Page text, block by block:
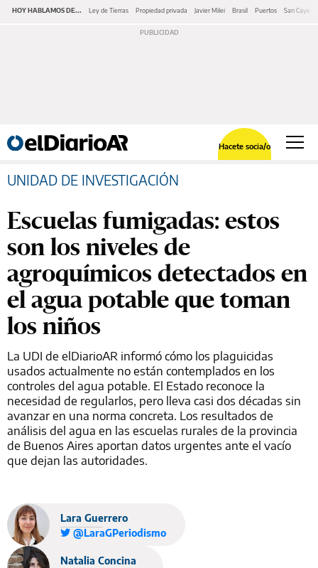
HOY HABLAMOS DE... Ley de Tierras Propiedad privada Javier Milei Brasil Puertos San
Hacete socia/o
UNIDAD DE INVESTIGACIÓN
Escuelas fumigadas: estos
son los niveles de
agroquímicos detectados en
el agua potable que toman
los niños
La UDI de elDiarioAR informó cómo los plaguicidas
usados actualmente no están contemplados en los
controles del agua potable. El Estado reconoce la
necesidad de regularlos, pero lleva casi dos décadas sin
avanzar en una norma concreta. Los resultados de
análisis del agua en las escuelas rurales de la provincia
de Buenos Aires aportan datos urgentes ante el vacío
que dejan las autoridades.
Lara Guerrero
@LaraGPeriodismo
Natalia Concina